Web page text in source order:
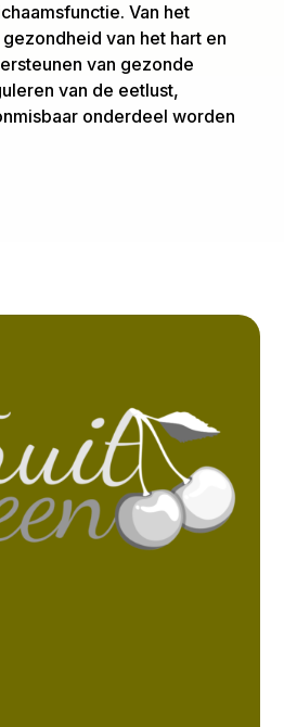
Van het
van het hart en
van gezonde
van de eetlust,
onderdeel worden